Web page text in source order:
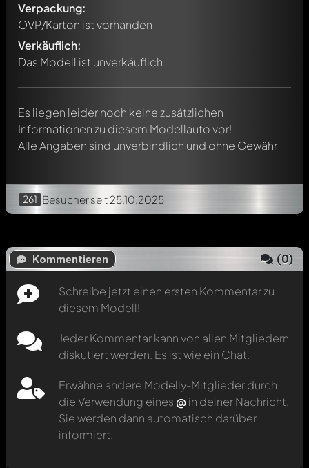
Verpackung:
OVP/Karton ist vorhanden
Verkäuflich:
Das Modell ist unverkäuflich
Es liegen leider noch keine zusätzlichen
Informationen zu diesem Modellauto vor!
Alle Angaben sind unverbindlich und ohne Gewähr
261 Besucherseit 25.10.2025
Kommentieren (0)
Schreibe jetzt einen ersten Kommentar zu
diesem Modell!
Jeder Kommentar kann von allen Mitgliedern
diskutiert werden. Es ist wie ein Chat.
Erwähne andere Modelly-Mitglieder durch
die Verwendung eines @in deiner Nachricht.
Sie werden dann automatisch darüber
informiert.
Schreibe jetzt einen ersten Kommentar zu diesem Modell!
Jeder Kommentar kann von allen Mitgliedern diskutiert
werden. Es ist wie ein Chat.
Erwähne andere Modelly-Mitglieder durch die
automatisch darüber informiert.